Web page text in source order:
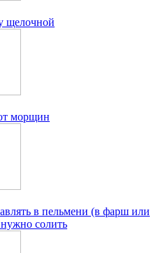
щелочной
морщин
в пельмени (в фарш или
солить